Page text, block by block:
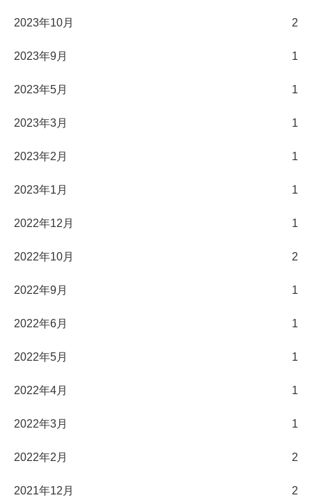
2023年10月 2
2023年9月 1
2023年5月 1
2023年3月 1
2023年2月 1
2023年1月 1
2022年12月 1
2022年10月 2
2022年9月 1
2022年6月 1
2022年5月 1
2022年4月 1
2022年3月 1
2022年2月 2
2021年12月 2